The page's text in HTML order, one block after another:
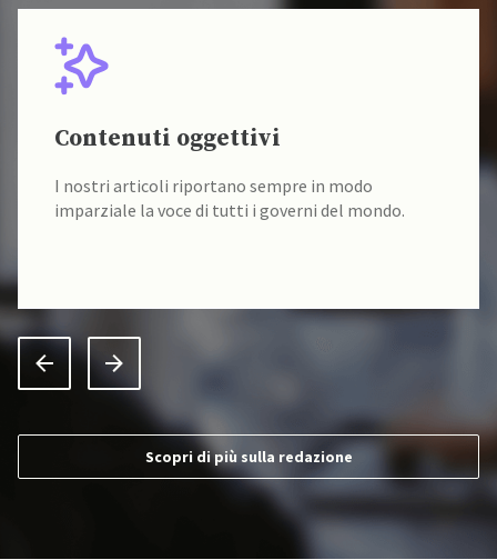
Contenuti oggettivi
I nostri articoli riportano sempre in modo
imparziale la voce di tutti i governi del mondo.
Scopri di più sulla redazione